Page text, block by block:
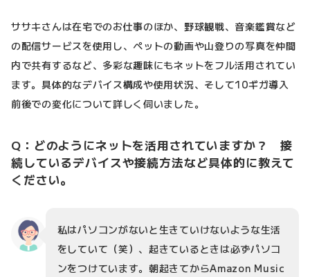
ササキさんは在宅でのお仕事のほか、野球観戦、音楽鑑賞など
の配信サービスを使用し、ペットの動画や山登りの写真を仲間
内で共有するなど、多彩な趣味にもネットをフル活用されてい
ます。具体的なデバイス構成や使用状況、そして10ギガ導入
前後での変化について詳しく伺いました。
Q：どのようにネットを活用されていますか？ 接
続しているデバイスや接続方法など具体的に教えて
ください。
私はパソコンがないと生きていけないような生活
をしていて（笑）、起きているときは必ずパソコ
ンをつけています。朝起きてからAmazon Music